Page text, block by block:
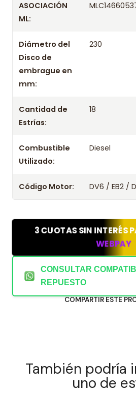
ASOCIACIÓN
ML:
Diámetro del
Disco de
embrague en
mm:
230
Cantidad de
Estrías:
18
Combustible
Utilizado:
Diesel
Código Motor: DV6 / EB2 /
3 CUOTAS SIN INTERÉS
WEBPAY
CONSULTAR
REPUESTO
COMPARTIR ESTE
También podría
uno de